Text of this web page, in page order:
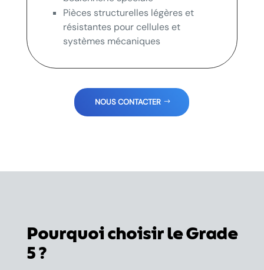
Pièces structurelles légères et
résistantes pour cellules et
systèmes mécaniques
NOUS CONTACTER
Pourquoi choisir leGrade
5?